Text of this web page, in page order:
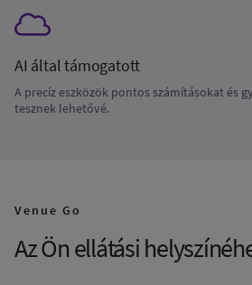
AI által támogatott
A precíz eszközök pontos számításokat és
tesznek lehetővé.
Venue Go
Az Ön ellátási